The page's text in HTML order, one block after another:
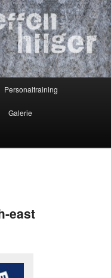
Personaltraining
Galerie
east